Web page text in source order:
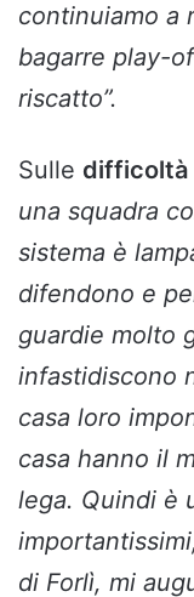
continuiamo a
bagarre play-
riscatto”.
Sulle difficoltà
una squadra
sistema è
difendono e
guardie molto
infastidiscono
casa loro
casa hanno il
lega. Quindi è
di Forlì, mi